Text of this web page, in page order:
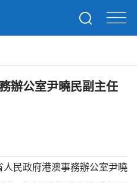
辦公室尹曉民副主任
人民政府港澳事務辦公室尹曉